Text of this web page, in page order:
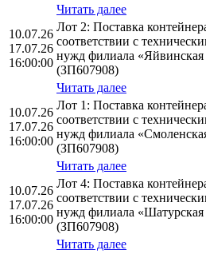
Читать далее
10.07.26
17.07.26
16:00:00
Лот 2: Поставка
соответствии с
нужд филиала
(ЗП607908)
Читать далее
10.07.26
17.07.26
16:00:00
Лот 1: Поставка
соответствии с
нужд филиала
(ЗП607908)
Читать далее
10.07.26
17.07.26
16:00:00
Лот 4: Поставка
соответствии с
нужд филиала
(ЗП607908)
Читать далее